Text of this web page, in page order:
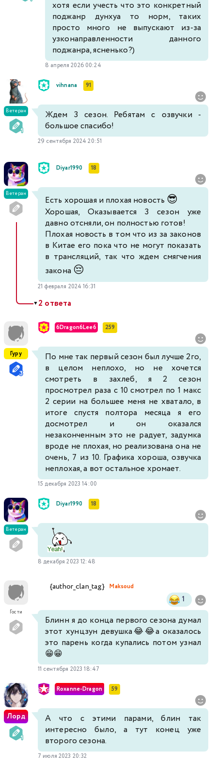
хотя если учесть что это конкретный
поджанр дунхуа то норм, таких
просто много не выпускают из-за
узконаправленности данного
поджанра, ясненько?)
8 апреля 2026 00:24
Ветеран
vihnana 91
Ждем 3 сезон. Ребятам с озвучки -
большое спасибо!
29 сентября 2024 20:51
Ветеран
Diyar1990 18
Есть хорошая и плохая новость 😎
Хорошая, Оказывается 3 сезон уже
давно отсняли, он полностью готов!
Плохая новость в том что из за законов
в Китае его пока что не могут показать
в трансляций, так что ждем смягчения
закона 😔
21 февраля 2024 16:31
▼2 ответа
Гуру
6Dragon6Lee6 259
По мне так первый сезон был лучше 2го,
в целом неплохо, но не хочется
смотреть в захлеб, я 2 сезон
просмотрел раза с 10 смотрел по 1 макс
2 серии на большее меня не хватало, в
итоге спустя полтора месяца я его
досмотрел и он оказался
незаконченным это не радует, задумка
вроде не плохая, но реализована она не
очень, 7 из 10. Графика хороша, озвучка
неплохая, а вот остальное хромает.
15 декабря 2023 14:00
Ветеран
Diyar1990 18
8 декабря 2023 12:48
Гости
{author_clan_tag} Maksoud
1
Блинн я до конца первого сезона думал
этот хунцзун девушка😂😂а оказалось
это парень когда купались потом узнал
😁😁
11 сентября 2023 18:47
Лорд
Roxanne-Dragon 59
А что с этими парами, блин так
интересно было, а тут конец уже
второго сезона.
7 июля 2023 20:32